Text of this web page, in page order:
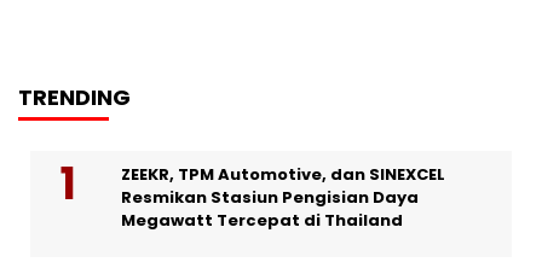
TRENDING
ZEEKR, TPM Automotive, dan SINEXCEL
Resmikan Stasiun Pengisian Daya
Megawatt Tercepat di Thailand